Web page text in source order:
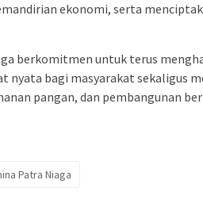
ekonomi, serta
berkomitmen untuk terus
nyata bagi masyarakat sekaligus
pangan, dan pembangunan
Patra Niaga